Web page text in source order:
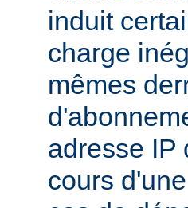
induit
charge
mêmes
adresse IP
cours